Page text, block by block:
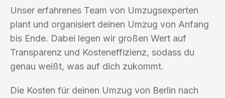
Unser erfahrenes Team von Umzugsexperten
plant und organisiert deinen Umzug von Anfang
bis Ende. Dabei legen wir großen Wert auf
Transparenz und Kosteneffizienz, sodass du
genau weißt, was auf dich zukommt.
Die Kosten für deinen Umzug von Berlin nach